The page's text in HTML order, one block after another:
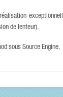
de lenteur).
sous Source Engine.